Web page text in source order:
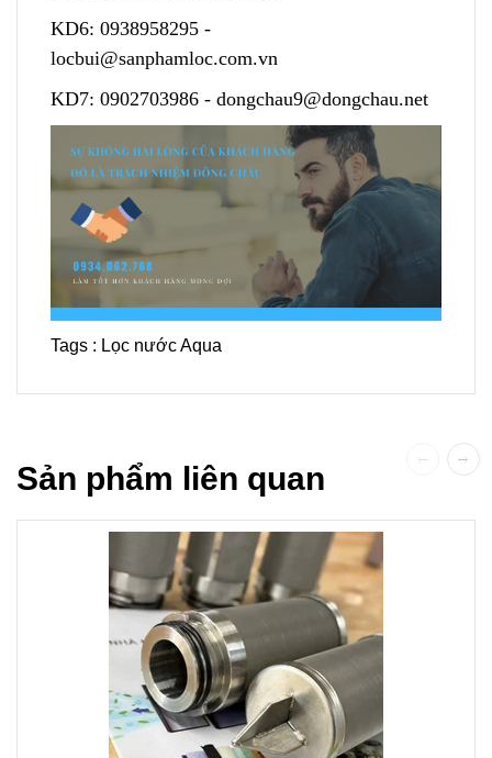
KD6: 0938958295 -
locbui@sanphamloc.com.vn
KD7: 0902703986 - dongchau9@dongchau.net
Tags : Lọc nước Aqua
Sản phẩm liên quan